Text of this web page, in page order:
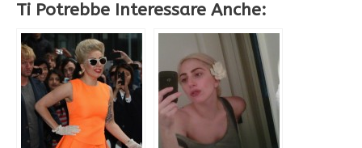
Ti Potrebbe Interessare Anche: